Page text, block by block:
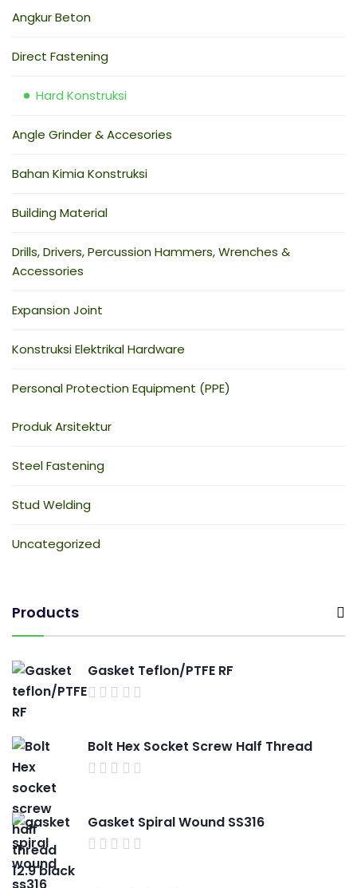
Angkur Beton
Direct Fastening
Hard Konstruksi
Angle Grinder & Accesories
Bahan Kimia Konstruksi
Building Material
Drills, Drivers, Percussion Hammers, Wrenches &
Accessories
Expansion Joint
Konstruksi Elektrikal Hardware
Personal Protection Equipment (PPE)
Produk Arsitektur
Steel Fastening
Stud Welding
Uncategorized
Products
Gasket Teflon/PTFE RF
Bolt Hex Socket Screw Half Thread
Gasket Spiral Wound SS316